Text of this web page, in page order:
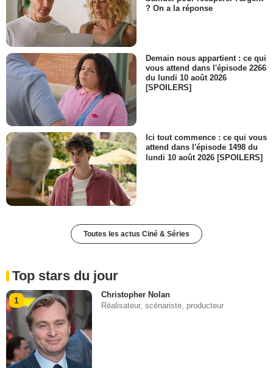
? On a la réponse
Demain nous appartient : ce qui
vous attend dans l'épisode 2266
du lundi 10 août 2026
[SPOILERS]
Ici tout commence : ce qui vous
attend dans l'épisode 1498 du
lundi 10 août 2026 [SPOILERS]
Toutes les actus Ciné & Séries
Top stars du jour
1
Christopher Nolan
Réalisateur, scénariste, producteur